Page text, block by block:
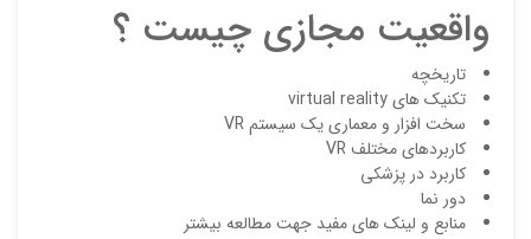
واقعیت مجازی چیست ؟
تاریخچه
تکنیک های virtual reality
سخت افزار و معماری یک سیستم VR
کاربردهای مختلف VR
کاربرد در پزشکی
دور نما
منابع و لینک های مفید جهت مطالعه بیشتر